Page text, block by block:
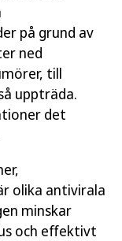
på grund av
ned
till
uppträda.
det
olika antivirala
minskar
och effektivt